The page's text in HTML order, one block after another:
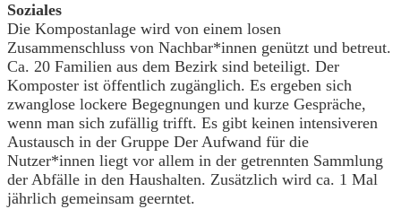
Soziales
Die Kompostanlage wird von einem losen
Zusammenschluss von Nachbar*innen genützt und betreut.
Ca. 20 Familien aus dem Bezirk sind beteiligt. Der
Komposter ist öffentlich zugänglich. Es ergeben sich
zwanglose lockere Begegnungen und kurze Gespräche,
wenn man sich zufällig trifft. Es gibt keinen intensiveren
Austausch in der Gruppe Der Aufwand für die
Nutzer*innen liegt vor allem in der getrennten Sammlung
der Abfälle in den Haushalten. Zusätzlich wird ca. 1 Mal
jährlich gemeinsam geerntet.